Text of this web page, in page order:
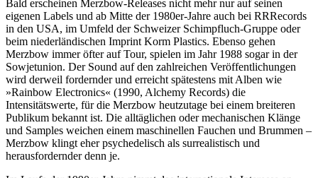
Bald erscheinen Merzbow-Releases nicht mehr nur auf seinen
eigenen Labels und ab Mitte der 1980er-Jahre auch bei RRRecords
in den USA, im Umfeld der Schweizer Schimpfluch-Gruppe oder
beim niederländischen Imprint Korm Plastics. Ebenso gehen
Merzbow immer öfter auf Tour, spielen im Jahr 1988 sogar in der
Sowjetunion. Der Sound auf den zahlreichen Veröffentlichungen
wird derweil fordernder und erreicht spätestens mit Alben wie
»Rainbow Electronics« (1990, Alchemy Records) die
Intensitätswerte, für die Merzbow heutzutage bei einem breiteren
Publikum bekannt ist. Die alltäglichen oder mechanischen Klänge
und Samples weichen einem maschinellen Fauchen und Brummen –
Merzbow klingt eher psychedelisch als surrealistisch und
herausfordernder denn je.